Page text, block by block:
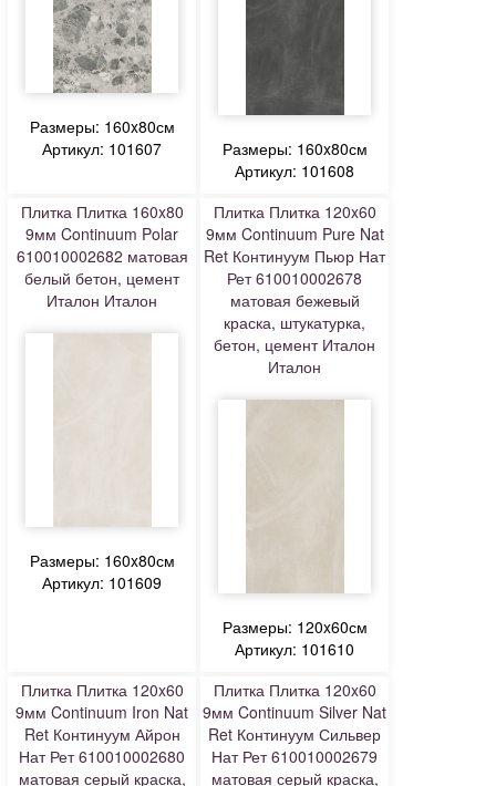
Размеры: 160x80см
Артикул: 101607
Размеры: 160x80см
Артикул: 101608
Плитка Плитка 160x80
9мм Continuum Polar
610010002682 матовая
белый бетон, цемент
Италон Италон
Размеры: 160x80см
Артикул: 101609
Плитка Плитка 120x60
9мм Continuum Pure Nat
Ret Континуум Пьюр Нат
Рет 610010002678
матовая бежевый
краска, штукатурка,
бетон, цемент Италон
Италон
Размеры: 120x60см
Артикул: 101610
Плитка Плитка 120x60
9мм Continuum Iron Nat
Ret Континуум Айрон
Нат Рет 610010002680
матовая серый краска,
Плитка Плитка 120x60
9мм Continuum Silver Nat
Ret Континуум Сильвер
Нат Рет 610010002679
матовая серый краска,